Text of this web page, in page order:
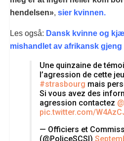
hendelsen», sier kvinnen.
Les også: Dansk kvinne og
mishandlet av afrikansk gjeng
Une quinzaine de
l’agression de cette
#strasbourg mais
Si vous avez des
agression contactez
pic.twitter.com/
— Officiers et
(@PoliceSCSI)